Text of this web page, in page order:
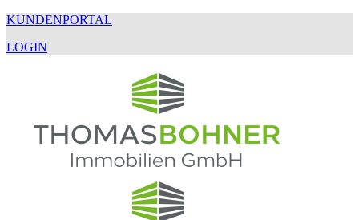
KUNDENPORTAL
LOGIN